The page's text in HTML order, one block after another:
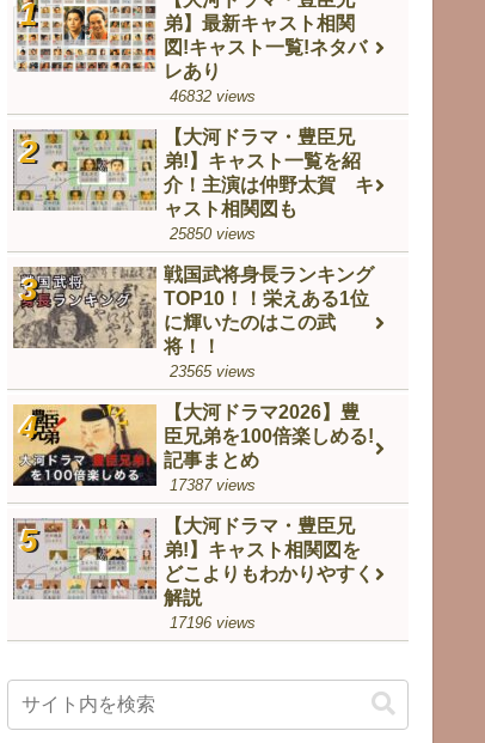
弟】最新キャスト相関
図!キャスト一覧!ネタバ
レあり
46832 views
【大河ドラマ・豊臣兄
弟!】キャスト一覧を紹
介！主演は仲野太賀 キ
ャスト相関図も
25850 views
戦国武将身長ランキング
TOP10！！栄えある1位
に輝いたのはこの武
将！！
23565 views
【大河ドラマ2026】豊
臣兄弟を100倍楽しめる!
記事まとめ
17387 views
【大河ドラマ・豊臣兄
弟!】キャスト相関図を
どこよりもわかりやすく
解説
17196 views